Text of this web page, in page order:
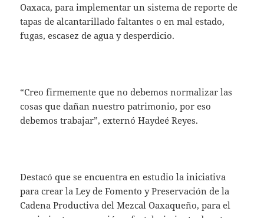
Oaxaca, para implementar un sistema de reporte de
tapas de alcantarillado faltantes o en mal estado,
fugas, escasez de agua y desperdicio.
“Creo firmemente que no debemos normalizar las
cosas que dañan nuestro patrimonio, por eso
debemos trabajar”, externó Haydeé Reyes.
Destacó que se encuentra en estudio la iniciativa
para crear la Ley de Fomento y Preservación de la
Cadena Productiva del Mezcal Oaxaqueño, para el